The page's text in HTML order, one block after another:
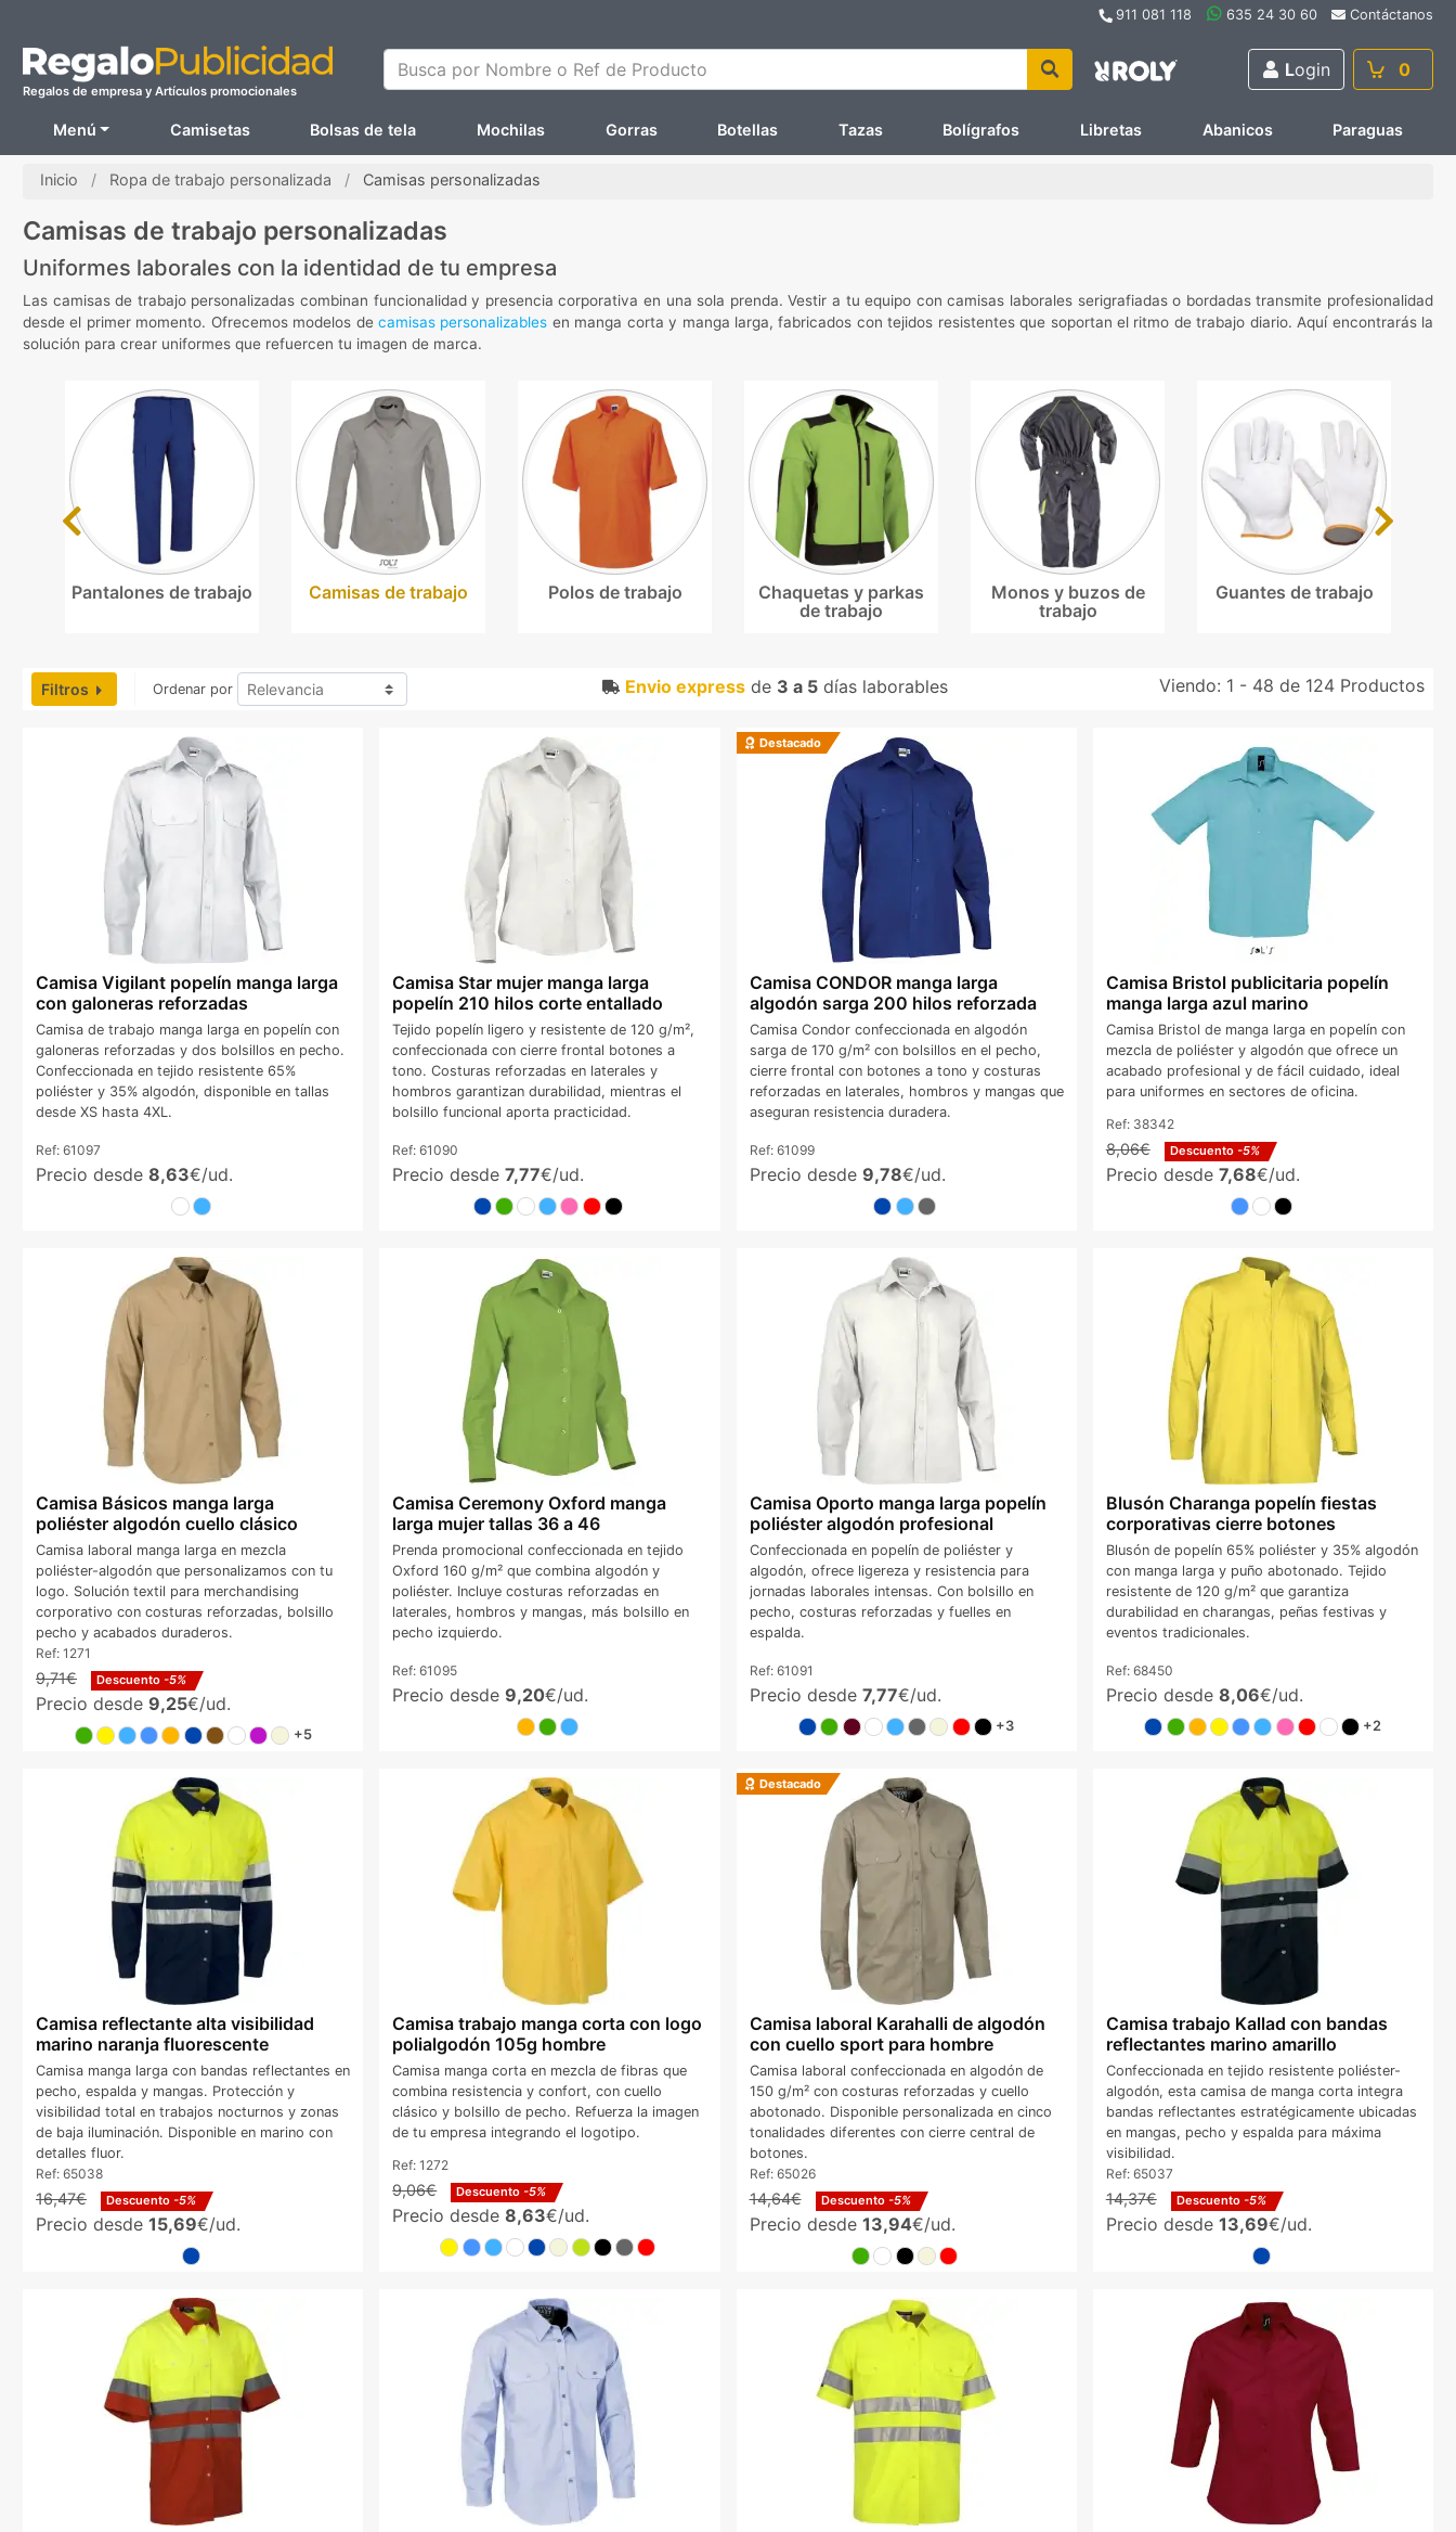
911 081 118 635 24 30 60 Contáctanos
Regalos de empresa y Artículos promocionales
Busca por Nombre o Ref de Producto Login 0
Menú Camisetas Bolsas de tela Mochilas Gorras Botellas Tazas Bolígrafos Libretas Abanicos Paraguas
Inicio Ropa de trabajo personalizada Camisas personalizadas
Camisas de trabajo personalizadas
Uniformes laborales con la identidad de tu empresa
Las camisas de trabajo personalizadas combinan funcionalidad y presencia corporativa en una sola prenda. Vestir a tu equipo con camisas laborales serigrafiadas o bordadas transmite profesionalidad
desde el primer momento. Ofrecemos modelos de camisas personalizables en manga corta y manga larga, fabricados con tejidos resistentes que soportan el ritmo de trabajo diario. Aquí encontrarás la
solución para crear uniformes que refuercen tu imagen de marca.
Pantalones de trabajo Camisas de trabajo Polos de trabajo
Chaquetas y parkas
de trabajo
Monos y buzos de
trabajo
Guantes de trabajo
Previous Next
Filtros Ordenar por Envio express de 3 a 5 días laborables Viendo: 1 - 48 de 124 Productos
Camisa Vigilant popelín manga larga
con galoneras reforzadas
Camisa de trabajo manga larga en popelín con
galoneras reforzadas y dos bolsillos en pecho.
Confeccionada en tejido resistente 65%
poliéster y 35% algodón, disponible en tallas
desde XS hasta 4XL.
Ref: 61097
Precio desde 8,63€/ud.
Camisa Star mujer manga larga
popelín 210 hilos corte entallado
Tejido popelín ligero y resistente de 120 g/m²,
confeccionada con cierre frontal botones a
tono. Costuras reforzadas en laterales y
hombros garantizan durabilidad, mientras el
bolsillo funcional aporta practicidad.
Ref:61090
Precio desde7,77€/ud.
Destacado
Camisa CONDOR manga larga
algodón sarga 200 hilos reforzada
Camisa Condor confeccionada en algodón
sarga de 170 g/m² con bolsillos en el pecho,
cierre frontal con botones a tono y costuras
reforzadas en laterales, hombros y mangas que
aseguran resistencia duradera.
Ref: 61099
Precio desde 9,78€/ud.
Camisa Bristol publicitaria popelín
manga larga azul marino
Camisa Bristol de manga larga en popelín con
mezcla de poliéster y algodón que ofrece un
acabado profesional y de fácil cuidado, ideal
para uniformes en sectores de oficina.
Ref: 38342
8,06€ Descuento -5%
Precio desde 7,68€/ud.
Camisa Básicos manga larga
poliéster algodón cuello clásico
Camisa laboral manga larga en mezcla
poliéster-algodón que personalizamos con tu
logo. Solución textil para merchandising
corporativo con costuras reforzadas, bolsillo
pecho y acabados duraderos.
Ref: 1271
9,71€ Descuento -5%
Precio desde 9,25€/ud.
+5
Camisa Ceremony Oxford manga
larga mujer tallas 36 a 46
Prenda promocional confeccionada en tejido
Oxford 160 g/m² que combina algodón y
poliéster. Incluye costuras reforzadas en
laterales, hombros y mangas, más bolsillo en
pecho izquierdo.
Ref:61095
Precio desde9,20€/ud.
Camisa Oporto manga larga popelín
poliéster algodón profesional
Confeccionada en popelín de poliéster y
algodón, ofrece ligereza y resistencia para
jornadas laborales intensas. Con bolsillo en
pecho, costuras reforzadas y fuelles en
espalda.
Ref: 61091
Precio desde 7,77€/ud.
+3
Blusón Charanga popelín fiestas
corporativas cierre botones
Blusón de popelín 65% poliéster y 35% algodón
con manga larga y puño abotonado. Tejido
resistente de 120 g/m² que garantiza
durabilidad en charangas, peñas festivas y
eventos tradicionales.
Ref: 68450
Precio desde 8,06€/ud.
+2
Camisa reflectante alta visibilidad
marino naranja fluorescente
Camisa manga larga con bandas reflectantes en
pecho, espalda y mangas. Protección y
visibilidad total en trabajos nocturnos y zonas
de baja iluminación. Disponible en marino con
detalles fluor.
Ref: 65038
16,47€ Descuento -5%
Precio desde 15,69€/ud.
Camisa trabajo manga corta con logo
polialgodón 105g hombre
Camisa manga corta en mezcla de fibras que
combina resistencia y confort, con cuello
clásico y bolsillo de pecho. Refuerza la imagen
de tu empresa integrando el logotipo.
Ref:1272
9,06€ Descuento -5%
Precio desde8,63€/ud.
Destacado
Camisa laboral Karahalli de algodón
con cuello sport para hombre
Camisa laboral confeccionada en algodón de
150 g/m² con costuras reforzadas y cuello
abotonado. Disponible personalizada en cinco
tonalidades diferentes con cierre central de
botones.
Ref: 65026
14,64€ Descuento -5%
Precio desde 13,94€/ud.
Camisa trabajo Kallad con bandas
reflectantes marino amarillo
Confeccionada en tejido resistente poliéster-
algodón, esta camisa de manga corta integra
bandas reflectantes estratégicamente ubicadas
en mangas, pecho y espalda para máxima
visibilidad.
Ref: 65037
14,37€ Descuento -5%
Precio desde 13,69€/ud.